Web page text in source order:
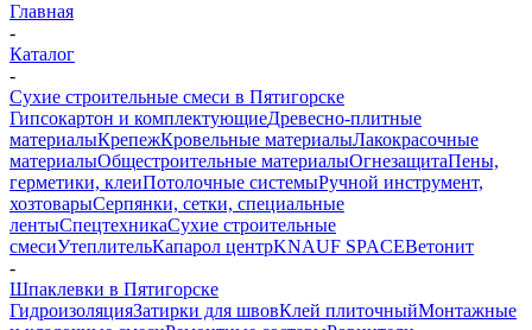
Главная
-
Каталог
-
Сухие строительные смеси в Пятигорске
Гипсокартон и комплектующиеДревесно-плитные
материалыКрепежКровельные материалыЛакокрасочные
материалыОбщестроительные материалыОгнезащитаПены,
герметики, клеиПотолочные системыРучной инструмент,
хозтоварыСерпянки, сетки, специальные
лентыСпецтехникаСухие строительные
смесиУтеплительКапарол центрKNAUF SPACEВетонит
-
Шпаклевки в Пятигорске
ГидроизоляцияЗатирки для швовКлей плиточныйМонтажные